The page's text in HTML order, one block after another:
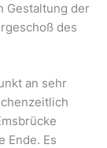
Gestaltung der
des
an sehr
Ende. Es